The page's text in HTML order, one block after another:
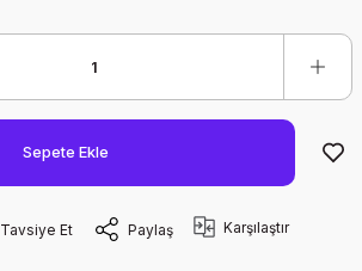
Sepete Ekle
Tavsiye Et Paylaş Karşılaştır